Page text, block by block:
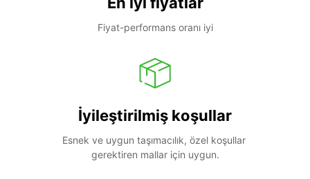
Fiyat-performans oranı iyi
İyileştirilmiş koşullar
Esnek ve uygun taşımacılık, özel koşullar
gerektiren mallar için uygun.